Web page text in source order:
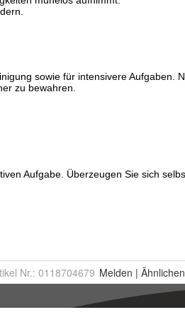
Nr.: 0118704679 Melden | Ähnlichen